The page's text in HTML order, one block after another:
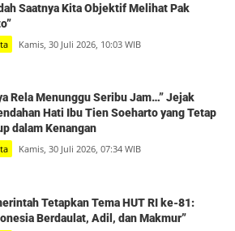
Saatnya Kita Objektif Melihat Pak
Kamis, 30 Juli 2026, 10:03 WIB
Rela Menunggu Seribu Jam…” Jejak
Hati Ibu Tien Soeharto yang Tetap
dalam Kenangan
Kamis, 30 Juli 2026, 07:34 WIB
Tetapkan Tema HUT RI ke-81:
Berdaulat, Adil, dan Makmur”